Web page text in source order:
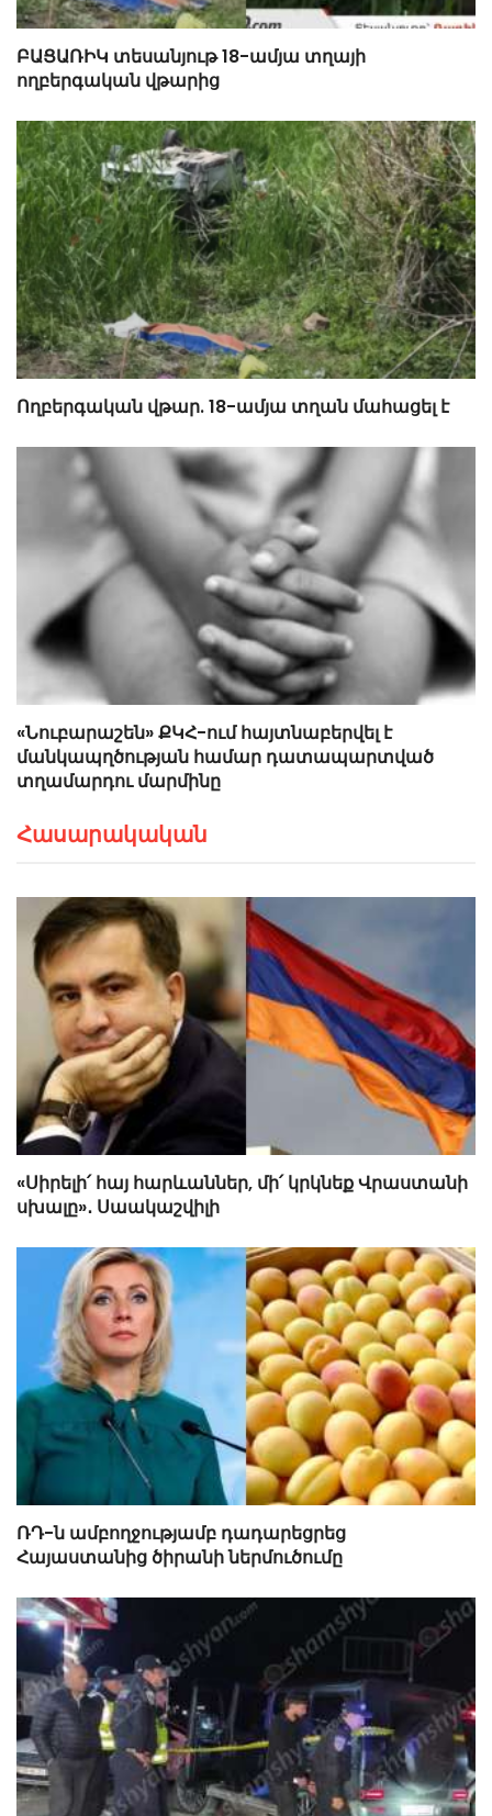
ԲԱՑԱՌԻԿ տեսանյութ 18-ամյա տղայի
ողբերգական վթարից
Ողբերգական վթար. 18-ամյա տղան մահացել է
«Նուբարաշեն» ՔԿՀ-ում հայտնաբերվել է
մանկապղծության համար դատապարտված
տղամարդու մարմինը
Հասարակական
«Սիրելի՛ հայ հարևաններ, մի՛ կրկնեք Վրաստանի
սխալը»․ Սաակաշվիլի
ՌԴ-ն ամբողջությամբ դադարեցրեց
Հայաստանից ծիրանի ներմուծումը